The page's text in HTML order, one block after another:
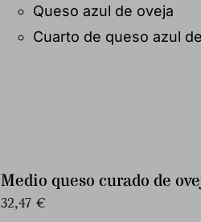
Queso azul de oveja
Cuarto de queso azul
Medio queso curado de
32,47€